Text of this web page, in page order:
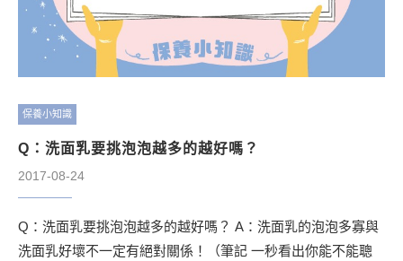
保養小知識
Q：洗面乳要挑泡泡越多的越好嗎？
2017-08-24
Q：洗面乳要挑泡泡越多的越好嗎？ A：洗面乳的泡泡多寡與
洗面乳好壞不一定有絕對關係！（筆記 一秒看出你能不能聰